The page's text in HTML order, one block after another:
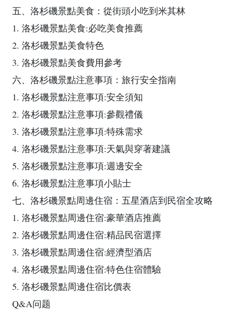
五、洛杉磯景點美食：從街頭小吃到米其林
1. 洛杉磯景點美食:必吃美食推薦
2. 洛杉磯景點美食特色
3. 洛杉磯景點美食費用參考
六、洛杉磯景點注意事項：旅行安全指南
1. 洛杉磯景點注意事項:安全須知
2. 洛杉磯景點注意事項:參觀禮儀
3. 洛杉磯景點注意事項:特殊需求
4. 洛杉磯景點注意事項:天氣與穿著建議
5. 洛杉磯景點注意事項:週邊安全
6. 洛杉磯景點注意事項小貼士
七、洛杉磯景點周邊住宿：五星酒店到民宿全攻略
1. 洛杉磯景點周邊住宿:豪華酒店推薦
2. 洛杉磯景點周邊住宿:精品民宿選擇
3. 洛杉磯景點周邊住宿:經濟型酒店
4. 洛杉磯景點周邊住宿:特色住宿體驗
5. 洛杉磯景點周邊住宿比價表
Q&A问题